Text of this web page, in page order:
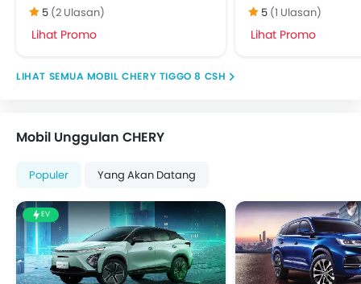
5 (2 Ulasan)
Lihat Promo
5 (1 Ulasan)
Lihat Promo
MOBIL CHERY TIGGO 8 CSH
Mobil Unggulan CHERY
Populer Yang Akan Datang
EV